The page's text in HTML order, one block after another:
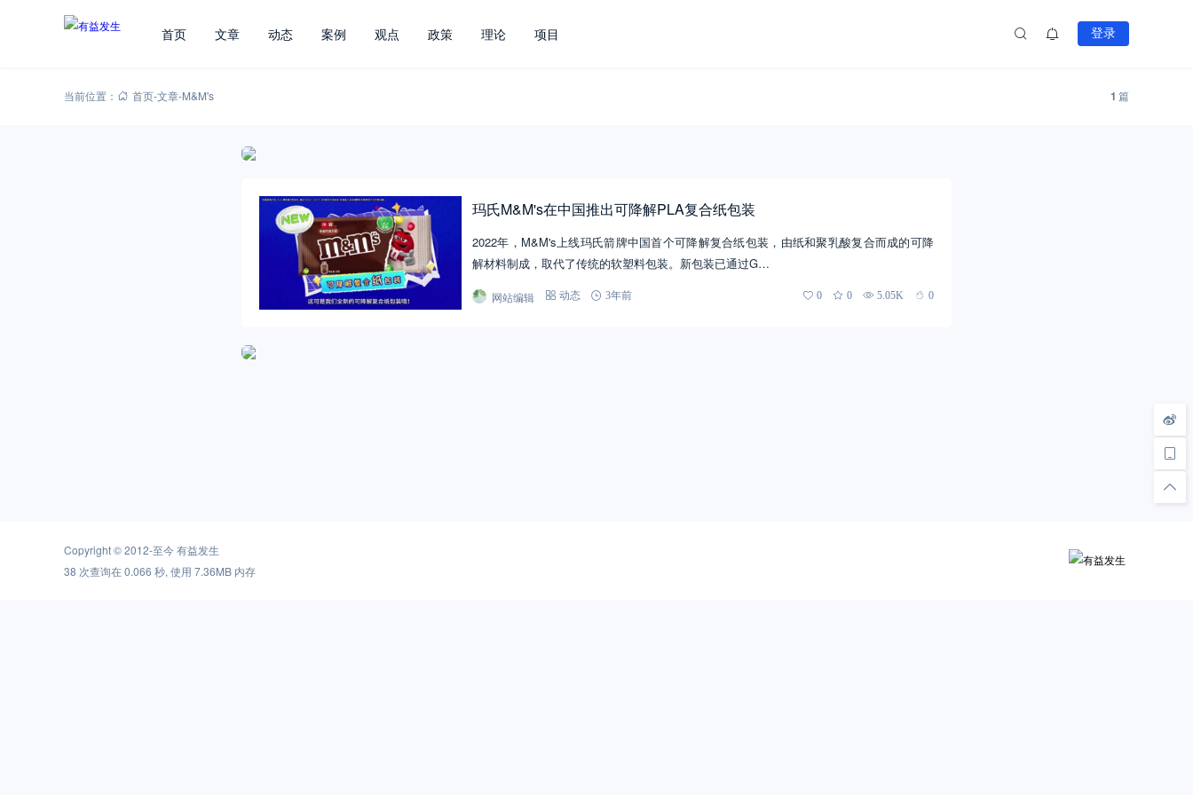
首页 文章 动态 案例 观点 政策 理论 项目 登录
当前位置： 首页-文章-M&M's 1 篇
玛氏M&M's在中国推出可降解PLA复合纸包装
2022年，M&M's上线玛氏箭牌中国首个可降解复合纸包装，由纸和聚乳酸复合而成的可降
解材料制成，取代了传统的软塑料包装。新包装已通过G…
网站编辑 动态 3年前 0 0 5.05K 0
Copyright © 2012-至今有益发生
38 次查询在 0.066 秒, 使用 7.36MB 内存